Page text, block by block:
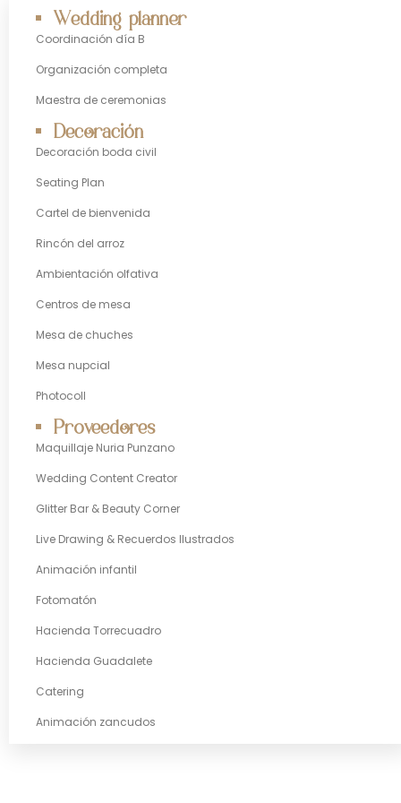
Wedding planner
Coordinación día B
Organización completa
Maestra de ceremonias
Decoración
Decoración boda civil
Seating Plan
Cartel de bienvenida
Rincón del arroz
Ambientación olfativa
Centros de mesa
Mesa de chuches
Mesa nupcial
Photocoll
Proveedores
Maquillaje Nuria Punzano
Wedding Content Creator
Glitter Bar & Beauty Corner
Live Drawing & Recuerdos Ilustrados
Animación infantil
Fotomatón
Hacienda Torrecuadro
Hacienda Guadalete
Catering
Animación zancudos